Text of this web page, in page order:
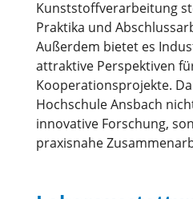
Kunststoffverarbeitung
Praktika und
Außerdem bietet es
attraktive Perspektiven
Kooperationsprojekte.
Hochschule Ansbach
innovative Forschung,
praxisnahe